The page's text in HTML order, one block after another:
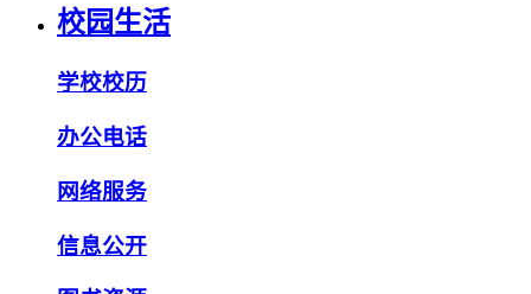
校园生活
学校校历
办公电话
网络服务
信息公开